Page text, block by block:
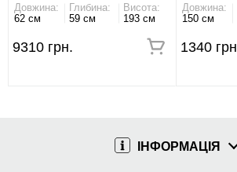
Довжина:
62 см
Глибина:
59 см
Висота:
193 см
9310 грн.
Довжина:
150 см
1340
ІНФОРМАЦІЯ